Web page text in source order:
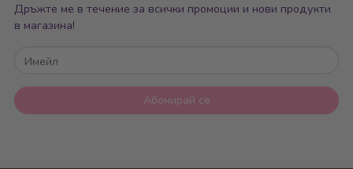
Дръжте ме в течение за всички промоции и нови продукти
в магазина!
Имейл
Абонирай се